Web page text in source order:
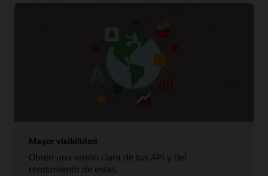
Mayor visibilidad
Obtén una visión clara de tus API y del
rendimiento de estas.